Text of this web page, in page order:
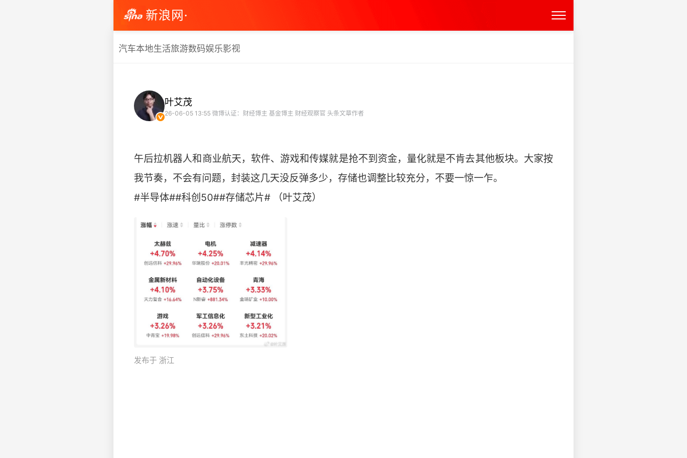
新浪网·
汽车本地生活旅游数码娱乐影视
叶艾茂
26-06-05 13:55 微博认证：财经博主 基金博主 财经观察官 头条文章作者
午后拉机器人和商业航天，软件、游戏和传媒就是抢不到资金，量化就是不肯去其他板块。大家按
我节奏，不会有问题，封装这几天没反弹多少，存储也调整比较充分，不要一惊一乍。
#半导体##科创50##存储芯片# （叶艾茂） ​
发布于 浙江